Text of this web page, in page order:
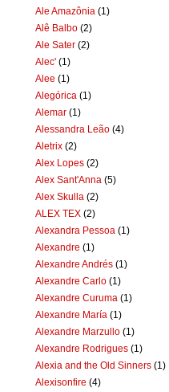
Ale Amazônia (1)
Alê Balbo (2)
Ale Sater (2)
Alec' (1)
Alee (1)
Alegórica (1)
Alemar (1)
Alessandra Leão (4)
Aletrix (2)
Alex Lopes (2)
Alex Sant'Anna (5)
Alex Skulla (2)
ALEX TEX (2)
Alexandra Pessoa (1)
Alexandre (1)
Alexandre Andrés (1)
Alexandre Carlo (1)
Alexandre Curuma (1)
Alexandre María (1)
Alexandre Marzullo (1)
Alexandre Rodrigues (1)
Alexia and the Old Sinners (1)
Alexisonfire (4)